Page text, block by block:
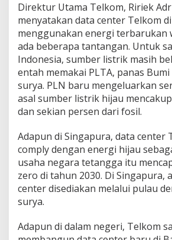
M
a
k
i
n
A
n
d
a
l
k
n
E
n
e
r
g
i
j
Direktur Utama Telkom, Ririek
menyatakan data center Telkom
menggunakan energi terbarukan
ada beberapa tantangan. Untuk
Indonesia, sumber listrik masih
entah memakai PLTA, panas
surya. PLN baru mengeluarkan
asal sumber listrik hijau
dan sekian persen dari fosil.
Adapun di Singapura, data center
comply dengan energi hijau
usaha negara tetangga itu
zero di tahun 2030. Di Singapura,
center disediakan melalui pulau
surya.
Adapun di dalam negeri, Telkom